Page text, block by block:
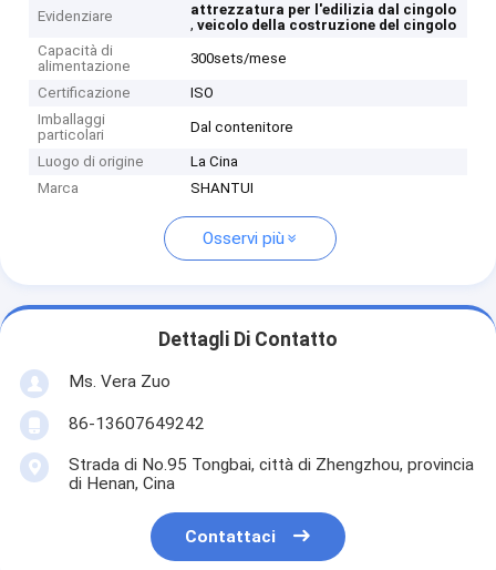
Evidenziare
attrezzatura per l'edilizia dal cingolo
,veicolo della costruzione del cingolo
Capacità di
alimentazione
300sets/mese
Certificazione
ISO
Imballaggi
particolari
Dal contenitore
Luogo di origine
La Cina
Marca
SHANTUI
Osservi più
Dettagli Di Contatto
Ms. Vera Zuo
86-13607649242
Strada di No.95 Tongbai, città di Zhengzhou, provincia
di Henan, Cina
Contattaci